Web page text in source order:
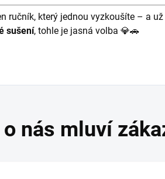
ručník, který jednou vyzkoušíte – a už
sušení, tohle je jasná volba 💎🚗